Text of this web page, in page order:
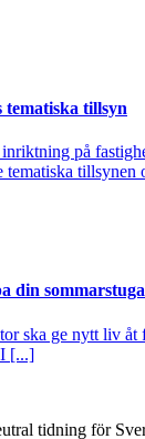
tillsyn
på
tillsynen
din
ska ge nytt liv
I [...]
tidning för